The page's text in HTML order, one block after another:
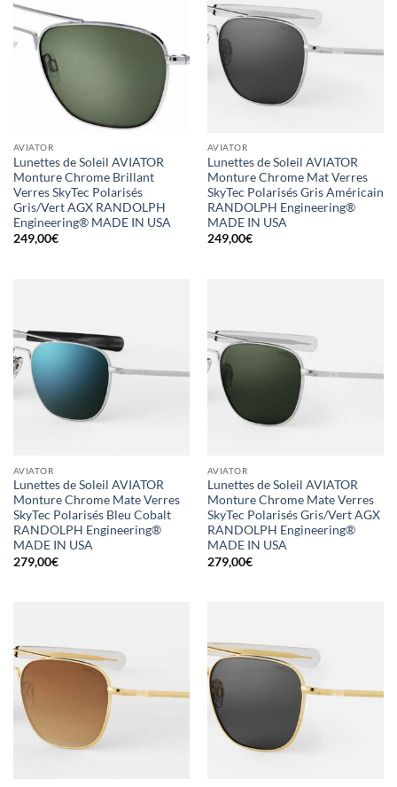
AVIATOR
Lunettes de Soleil AVIATOR
Monture Chrome Brillant
Verres SkyTec Polarisés
Gris/Vert AGX RANDOLPH
Engineering® MADE IN USA
249,00€
AVIATOR
Lunettes de Soleil AVIATOR
Monture Chrome Mat Verres
SkyTec Polarisés Gris Américain
RANDOLPH Engineering®
MADE IN USA
249,00€
AVIATOR
Lunettes de Soleil AVIATOR
Monture Chrome Mate Verres
SkyTec Polarisés Bleu Cobalt
RANDOLPH Engineering®
MADE IN USA
279,00€
AVIATOR
Lunettes de Soleil AVIATOR
Monture Chrome Mate Verres
SkyTec Polarisés Gris/Vert AGX
RANDOLPH Engineering®
MADE IN USA
279,00€